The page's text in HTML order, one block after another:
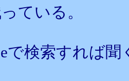
ている。
で検索すれば